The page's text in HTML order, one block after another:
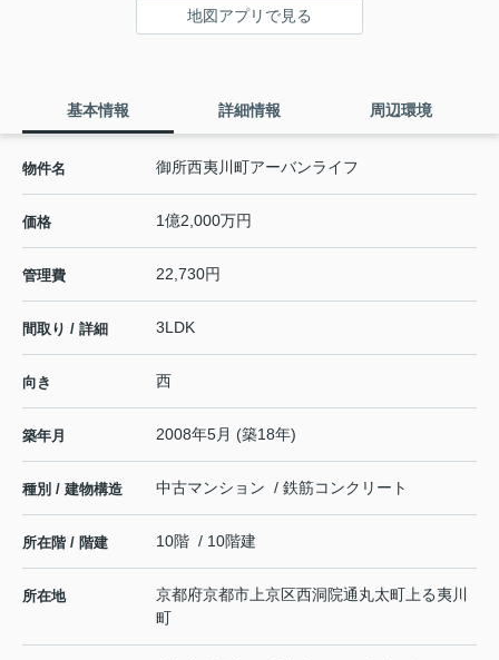
地図アプリで見る
基本情報 詳細情報 周辺環境
物件名 御所西夷川町アーバンライフ
価格 1億2,000万円
管理費 22,730円
間取り / 詳細 3LDK
向き 西
築年月 2008年5月 (築18年)
種別 / 建物構造 中古マンション / 鉄筋コンクリート
所在階 / 階建 10階 / 10階建
所在地 京都府京都市上京区西洞院通丸太町上る夷川
町